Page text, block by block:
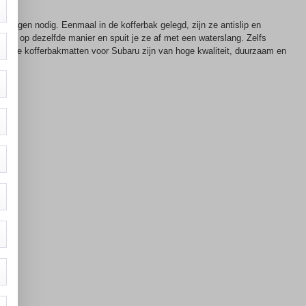
nodig. Eenmaal in de kofferbak gelegd, zijn ze antislip en
op dezelfde manier en spuit je ze af met een waterslang. Zelfs
De kofferbakmatten voor Subaru zijn van hoge kwaliteit, duurzaam en